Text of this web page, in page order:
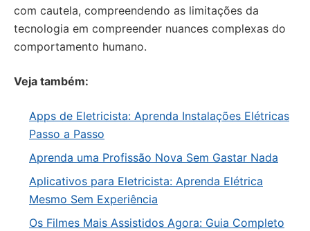
com cautela, compreendendo as limitações da
tecnologia em compreender nuances complexas do
comportamento humano.
Veja também:
Apps de Eletricista: Aprenda Instalações Elétricas
Passo a Passo
Aprenda uma Profissão Nova Sem Gastar Nada
Aplicativos para Eletricista: Aprenda Elétrica
Mesmo Sem Experiência
Os Filmes Mais Assistidos Agora: Guia Completo